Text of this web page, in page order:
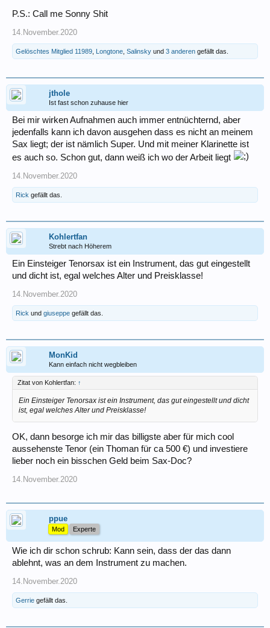
P.S.: Call me Sonny Shit
14.November.2020
Gelöschtes Mitglied 11989 Longtone Salinsky und 3 anderen gefällt das.
jthole
Ist fast schon zuhause hier
Bei mir wirken Aufnahmen auch immer entnüchternd, aber
jedenfalls kann ich davon ausgehen dass es nicht an meinem
Sax liegt; der ist nämlich Super. Und mit meiner Klarinette ist
es auch so. Schon gut, dann weiß ich wo der Arbeit liegt
14.November.2020
Rick gefällt das.
Kohlertfan
Strebt nach Höherem
Ein Einsteiger Tenorsax ist ein Instrument, das gut eingestellt
und dicht ist, egal welches Alter und Preisklasse!
14.November.2020
Rick und giuseppe gefällt das.
MonKid
Kann einfach nicht wegbleiben
Zitat von Kohlertfan: ↑
Ein Einsteiger Tenorsax ist ein Instrument, das gut eingestellt und dicht
ist, egal welches Alter und Preisklasse!
OK, dann besorge ich mir das billigste aber für mich cool
aussehenste Tenor (ein Thoman für ca 500 €) und investiere
lieber noch ein bisschen Geld beim Sax-Doc?
14.November.2020
ppue
Mod Experte
Wie ich dir schon schrub: Kann sein, dass der das dann
ablehnt, was an dem Instrument zu machen.
14.November.2020
Gerrie gefällt das.